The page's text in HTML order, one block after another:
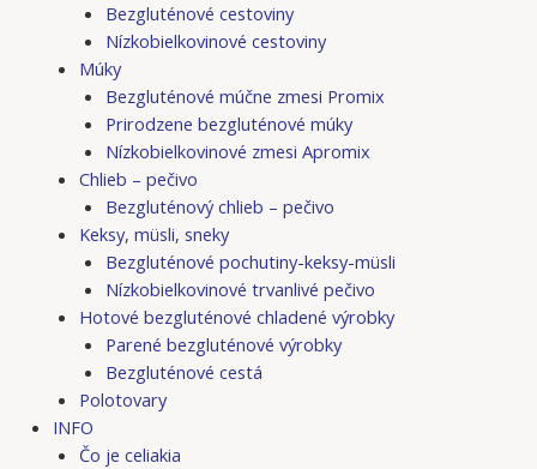
Bezgluténové cestoviny
Nízkobielkovinové cestoviny
Múky
Bezgluténové múčne zmesi Promix
Prirodzene bezgluténové múky
Nízkobielkovinové zmesi Apromix
Chlieb – pečivo
Bezgluténový chlieb – pečivo
Keksy, müsli, sneky
Bezgluténové pochutiny-keksy-müsli
Nízkobielkovinové trvanlivé pečivo
Hotové bezgluténové chladené výrobky
Parené bezgluténové výrobky
Bezgluténové cestá
Polotovary
INFO
Čo je celiakia